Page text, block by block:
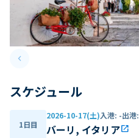
keyboard_arrow_leftPrevious slide
スケジュール
1日目
2026-10-17(土)入港: -出港:
バーリ, イタリアopen_in_new